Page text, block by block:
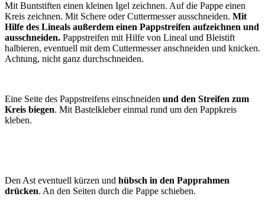
Mit Buntstiften einen kleinen Igel zeichnen. Auf die Pappe einen
Kreis zeichnen. Mit Schere oder Cuttermesser ausschneiden. Mit
Hilfe des Lineals außerdem einen Pappstreifen aufzeichnen und
ausschneiden. Pappstreifen mit Hilfe von Lineal und Bleistift
halbieren, eventuell mit dem Cuttermesser anschneiden und knicken.
Achtung, nicht ganz durchschneiden.
Eine Seite des Pappstreifens einschneiden und den Streifen zum
Kreis biegen. Mit Bastelkleber einmal rund um den Pappkreis
kleben.
Den Ast eventuell kürzen und hübsch in den Papprahmen
drücken. An den Seiten durch die Pappe schieben.